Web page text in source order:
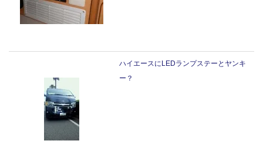
ハイエースにLEDランプステーとヤンキ
ー？